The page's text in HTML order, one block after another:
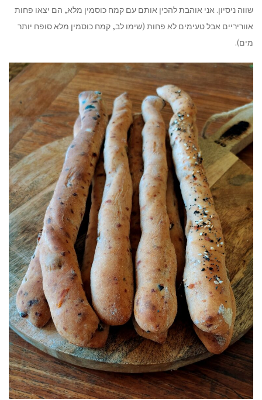
שווה ניסיון. אני אוהבת להכין אותם עם קמח כוסמין מלא, הם יצאו פחות
אווריריים אבל טעימים לא פחות (שימו לב, קמח כוסמין מלא סופח יותר
מים).